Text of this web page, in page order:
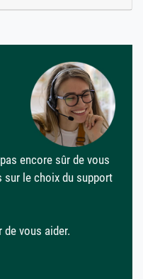
encore sûr de vous
sur le choix du support
vous aider.